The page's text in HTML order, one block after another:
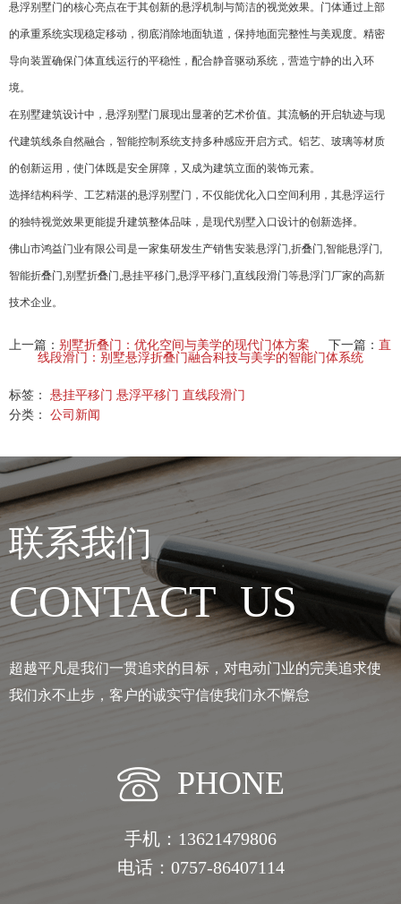
悬浮别墅门的核心亮点在于其创新的悬浮机制与简洁的视觉效果。门体通过上部
的承重系统实现稳定移动，彻底消除地面轨道，保持地面完整性与美观度。精密
导向装置确保门体直线运行的平稳性，配合静音驱动系统，营造宁静的出入环
境。
在别墅建筑设计中，悬浮别墅门展现出显著的艺术价值。其流畅的开启轨迹与现
代建筑线条自然融合，智能控制系统支持多种感应开启方式。铝艺、玻璃等材质
的创新运用，使门体既是安全屏障，又成为建筑立面的装饰元素。
选择结构科学、工艺精湛的悬浮别墅门，不仅能优化入口空间利用，其悬浮运行
的独特视觉效果更能提升建筑整体品味，是现代别墅入口设计的创新选择。
佛山市鸿益门业有限公司是一家集研发生产销售安装悬浮门,折叠门,智能悬浮门,
智能折叠门,别墅折叠门,悬挂平移门,悬浮平移门,直线段滑门等悬浮门厂家的高新
技术企业。
上一篇： 别墅折叠门：优化空间与美学的现代门体方案 下一篇： 直
线段滑门：别墅悬浮折叠门融合科技与美学的智能门体系统
标签： 悬挂平移门 悬浮平移门 直线段滑门
分类： 公司新闻
联系我们
CONTACT US
超越平凡是我们一贯追求的目标，对电动门业的完美追求使
我们永不止步，客户的诚实守信使我们永不懈怠
PHONE
手机：13621479806
电话：0757-86407114